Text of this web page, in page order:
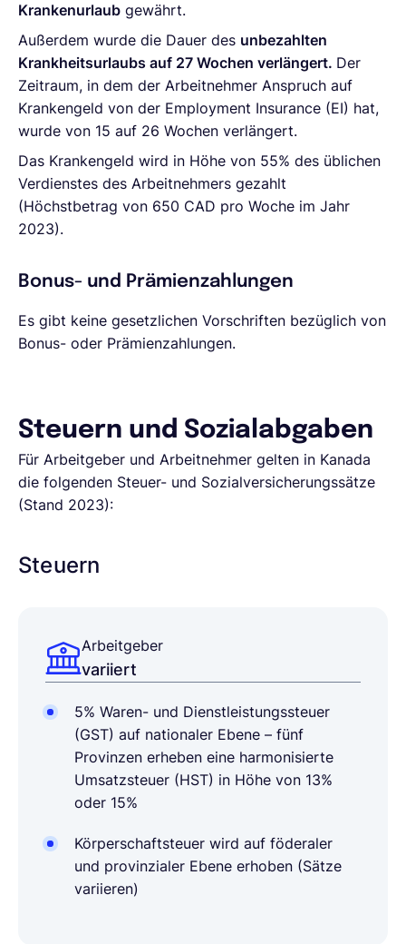
Krankenurlaub gewährt.
Außerdem wurde die Dauer des unbezahlten
Krankheitsurlaubs auf 27 Wochen verlängert. Der
Zeitraum, in dem der Arbeitnehmer Anspruch auf
Krankengeld von der Employment Insurance (EI) hat,
wurde von 15 auf 26 Wochen verlängert.
Das Krankengeld wird in Höhe von 55% des üblichen
Verdienstes des Arbeitnehmers gezahlt
(Höchstbetrag von 650 CAD pro Woche im Jahr
2023).
Bonus- und Prämienzahlungen
Es gibt keine gesetzlichen Vorschriften bezüglich von
Bonus- oder Prämienzahlungen.
Steuern und Sozialabgaben
Für Arbeitgeber und Arbeitnehmer gelten in Kanada
die folgenden Steuer- und Sozialversicherungssätze
(Stand 2023):
Steuern
Arbeitgeber
variiert
5% Waren- und Dienstleistungssteuer
(GST) auf nationaler Ebene – fünf
Provinzen erheben eine harmonisierte
Umsatzsteuer (HST) in Höhe von 13%
oder 15%
Körperschaftsteuer wird auf föderaler
und provinzialer Ebene erhoben (Sätze
variieren)